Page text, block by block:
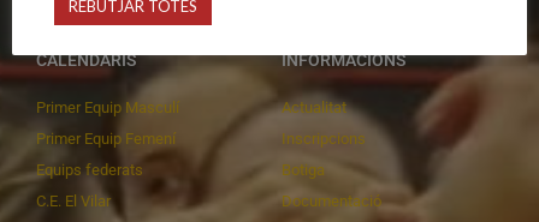
CALENDARIS
Primer Equip Masculí
Primer Equip Femení
Equips federats
C.E. El Vilar
INFORMACIONS
Actualitat
Inscripcions
Botiga
Documentació
REBUTJAR TOTES